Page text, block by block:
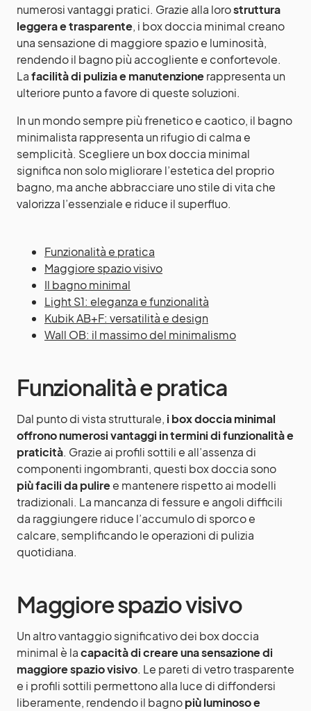
numerosi vantaggi pratici. Grazie alla lorostruttura
leggera e trasparente, i box doccia minimal creano
una sensazione di maggiore spazio e luminosità,
rendendo il bagno più accogliente e confortevole.
Lafacilità di pulizia e manutenzionerappresenta un
ulteriore punto a favore di queste soluzioni.
In un mondo sempre più frenetico e caotico, il bagno
minimalista rappresenta un rifugio di calma e
semplicità. Scegliere un box doccia minimal
significa non solo migliorare l’estetica del proprio
bagno, ma anche abbracciare uno stile di vita che
valorizza l’essenziale e riduce il superfluo.
Funzionalità e pratica
Maggiore spazio visivo
Il bagno minimal
Light S1: eleganza e funzionalità
Kubik AB+F: versatilità e design
Wall OB: il massimo del minimalismo
Funzionalità e pratica
Dal punto di vista strutturale, i box doccia minimal
offrono numerosi vantaggi in termini di funzionalità e
praticità. Grazie ai profili sottili e all’assenza di
componenti ingombranti, questi box doccia sono
più facili da puliree mantenere rispetto ai modelli
tradizionali. La mancanza di fessure e angoli difficili
da raggiungere riduce l’accumulo di sporco e
calcare, semplificando le operazioni di pulizia
quotidiana.
Maggiore spazio visivo
Un altro vantaggio significativo dei box doccia
minimal è lacapacità di creare una sensazione di
maggiore spazio visivo. Le pareti di vetro trasparente
e i profili sottili permettono alla luce di diffondersi
liberamente, rendendo il bagnopiù luminoso e